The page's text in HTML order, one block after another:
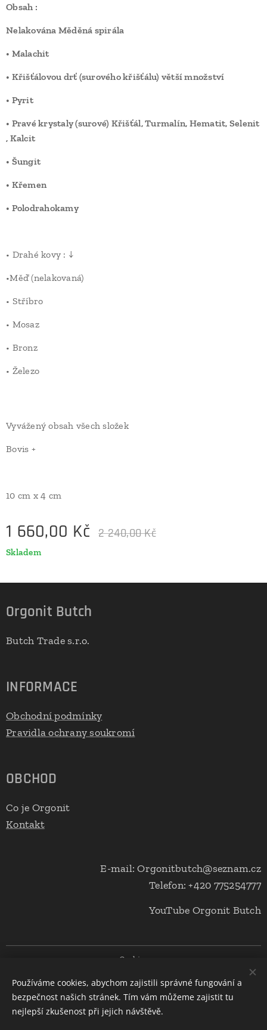
Obsah :
Nelakována Měděná spirála
• Malachit
• Křišťálovou drť (surového křišťálu) větší množství
• Pyrit
• Pravé krystaly (surové) Křišťál, Turmalín, Hematit, Selenit
, Kalcit
• Šungit
• Křemen
• Polodrahokamy
• Drahé kovy : ↓
•Měď (nelakovaná)
• Stříbro
• Mosaz
• Bronz
• Železo
Vyvážený obsah všech složek
Bovis +
10 cm x 4 cm
1 660,00 Kč 2 240,00Kč
Skladem
Orgonit Butch
Butch Trade s.r.o.
INFORMACE
Obchodní podmínky
Pravidla ochrany soukromí
OBCHOD
Co je Orgonit
Kontakt
E-mail: Orgonitbutch@seznam.cz
Telefon: +420 775254777
YouTube Orgonit Butch
Cookies
Měna
CZK Kč
EUR €
Používáme cookies, abychom zajistili správné fungování a
bezpečnost našich stránek. Tím vám můžeme zajistit tu
nejlepší zkušenost při jejich návštěvě.